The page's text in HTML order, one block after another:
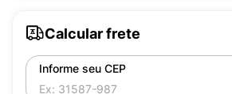
Calcular frete
Informe seu CEP